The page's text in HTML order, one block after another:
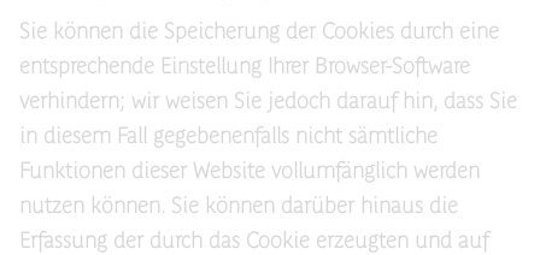
Sie können die Speicherung der Cookies durch eine
entsprechende Einstellung Ihrer Browser-Software
verhindern; wir weisen Sie jedoch darauf hin, dass Sie
in diesem Fall gegebenenfalls nicht sämtliche
Funktionen dieser Website vollumfänglich werden
nutzen können. Sie können darüber hinaus die
Erfassung der durch das Cookie erzeugten und auf